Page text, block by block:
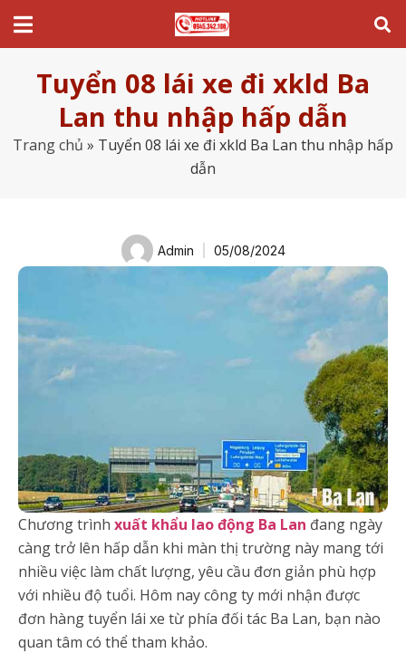
Tuyển 08 lái xe đi xkld Ba
Lan thu nhập hấp dẫn
Trang chủ » Tuyển 08 lái xe đi xkld Ba Lan thu nhập hấp
dẫn
Admin 05/08/2024
Chương trình xuất khẩu lao động Ba Lan đang ngày
càng trở lên hấp dẫn khi màn thị trường này mang tới
nhiều việc làm chất lượng, yêu cầu đơn giản phù hợp
với nhiều độ tuổi. Hôm nay công ty mới nhận được
đơn hàng tuyển lái xe từ phía đối tác Ba Lan, bạn nào
quan tâm có thể tham khảo.